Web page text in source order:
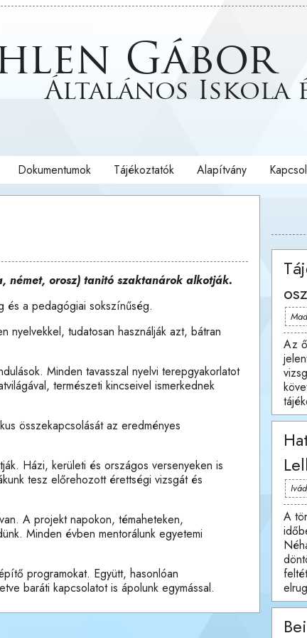
Gábor
Általános Iskola
Dokumentumok Tájékoztatók Alapítvány
német, orosz) tanitó szaktanárok alkotják.
és a pedagógiai sokszínűség.
nyelvekkel, tudatosan használják azt, bátran
Minden tavasszal nyelvi terepgyakorlatot
természeti kincseivel ismerkednek
összekapcsolását az eredményes
Házi, kerületi és országos versenyeken is
tesz előrehozott érettségi vizsgát és
A projekt napokon, témaheteken,
Minden évben mentorálunk egyetemi
programokat. Együtt, hasonlóan
baráti kapcsolatot is ápolunk egymással.
Az
A